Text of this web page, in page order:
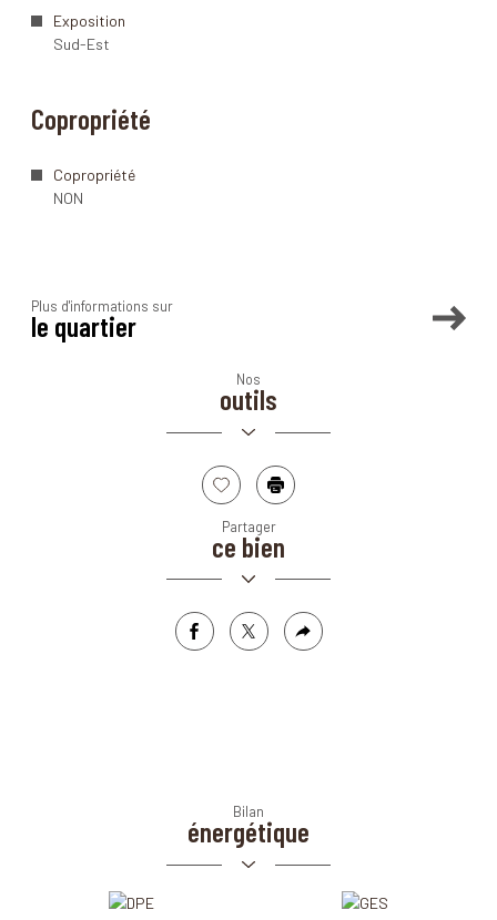
Exposition
Sud-Est
Copropriété
Copropriété
NON
Plus d'informations sur
le quartier
Leaflet
Pratique
Bureau de poste
Nos
outils
SélectionnerImprimer
Partager
ce bien
facebooktwitter
Plus
de
Bilan
énergétique